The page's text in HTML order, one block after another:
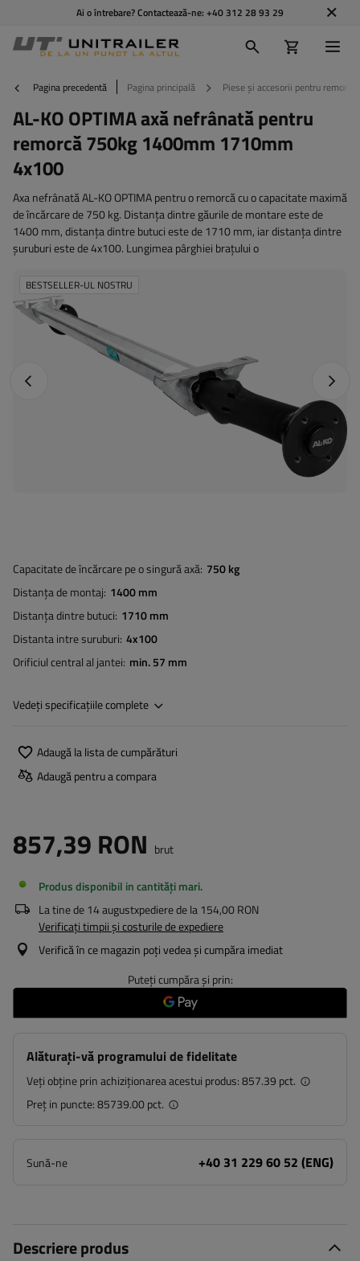
Ai o întrebare? Contactează-ne: +40 312 28 93 29
Pagina precedentă Pagina principală Piese și accesorii pentru remorci
AL-KO OPTIMA axă nefrânată pentru
remorcă 750kg 1400mm 1710mm
4x100
Axa nefrânată AL-KO OPTIMA pentru o remorcă cu o capacitate maximă
de încărcare de 750 kg. Distanța dintre găurile de montare este de
1400 mm, distanța dintre butuci este de 1710 mm, iar distanța dintre
șuruburi este de 4x100. Lungimea pârghiei brațului o
Fotografia anterioară
BESTSELLER-UL NOSTRU
Capacitate de încărcare pe o singură axă 750 kg
Distanța de montaj 1400 mm
Distanța dintre butuci 1710 mm
Distanta intre suruburi 4x100
Orificiul central al jantei min. 57 mm
Vedeți specificațiile complete
Adaugă la lista de cumpărături
Adaugă pentru a compara
857,39 RON brut
Produs disponibil in cantități mari
La tine de14 augustxpediere de la154,00 RON
Verificați timpii și costurile de expediere
Verifică în ce magazin poți vedea și cumpăra imediat
Puteți cumpăra și prin:
Alăturați-vă programului de fidelitate
Veți obține prin achiziționarea acestui produs:857.39 pct.
Preț in puncte:85739.00 pct.
Sună-ne +40 31 229 60 52 (ENG)
Descriere produs